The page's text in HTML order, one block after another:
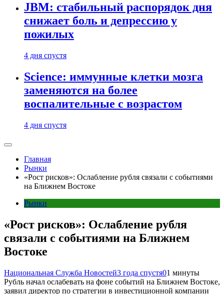
JBM: стабильный распорядок дня
снижает боль и депрессию у
пожилых
4 дня спустя
Science: иммунные клетки мозга
заменяются на более
воспалительные с возрастом
4 дня спустя
Главная
Рынки
«Рост рисков»: Ослабление рубля связали с событиями
на Ближнем Востоке
Рынки
«Рост рисков»: Ослабление рубля
связали с событиями на Ближнем
Востоке
Национальная Служба Новостей3 года спустя01 минуты
Рубль начал ослабевать на фоне событий на Ближнем Востоке,
заявил директор по стратегии в инвестиционной компании